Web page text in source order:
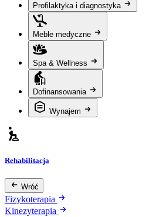
Profilaktyka i diagnostyka
Meble medyczne
Spa & Wellness
Dofinansowania
Wynajem
Rehabilitacja
Wróć
Fizykoterapia
Kinezyterapia